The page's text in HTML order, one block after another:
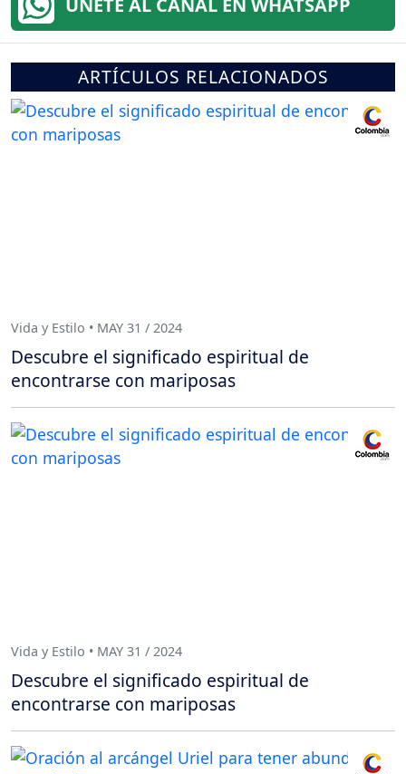
ARTÍCULOS RELACIONADOS
Vida y Estilo • MAY 31 / 2024
Descubre el significado espiritual de
encontrarse con mariposas
Vida y Estilo • MAY 31 / 2024
Descubre el significado espiritual de
encontrarse con mariposas